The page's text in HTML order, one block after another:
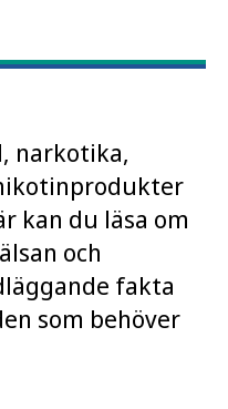
narkotika,
kan du läsa om
och
fakta
som behöver